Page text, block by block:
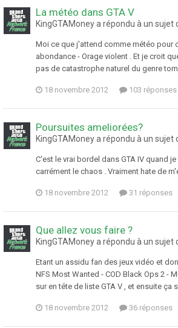
La météo dans GTA V
KingGTAMoney a répondu à un sujet
Moi ce que j'attend comme météo pour
abondance - Orage violent . Et je croit
pas de catastrophe naturel du genre
18 novembre 2012 103 réponses
Poursuites ameliorées?
KingGTAMoney a répondu à un sujet
C'est le vrai bordel dans GTA IV quand
carrément le chaos . Vraiment hate de
18 novembre 2012 31 réponses
Que allez vous faire ?
KingGTAMoney a répondu à un sujet
Etant un assidu fan des jeux vidéo et
NFS Most Wanted - COD Black Ops 2 -
sur en téte de liste GTA V , et ensuite ça
18 novembre 2012 36 réponses